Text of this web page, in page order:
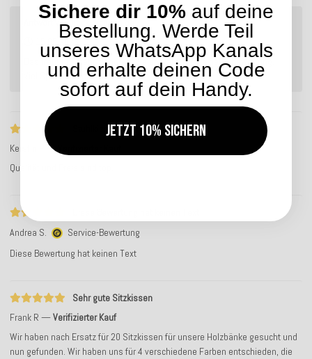
Antwort von hock-dich-hin.de:
15.05.2023
Das freut uns sehr zu hören. Vielen Dank für die nette Bewertung.
Viel Spaß mit der Ware.
Stuhlkissen
Kerstin P
Qualität und Preis sind top.
Andrea S.
Service-Bewertung
Diese Bewertung hat keinen Text
Sehr gute Sitzkissen
Frank R
Verifizierter Kauf
Wir haben nach Ersatz für 20 Sitzkissen für unsere Holzbänke gesucht und
nun gefunden. Wir haben uns für 4 verschiedene Farben entschieden, die
Sichere dir 10% auf deine
Bestellung. Werde Teil
unseres WhatsApp Kanals
und erhalte deinen Code
sofort auf dein Handy.
Jetzt 10% sichern